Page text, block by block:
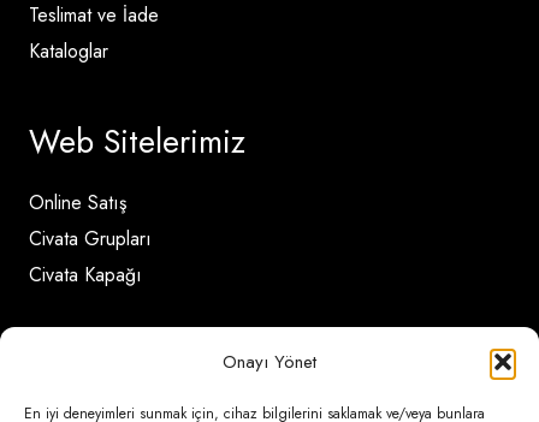
Onayı Yönet
En iyi deneyimleri sunmak için, cihaz bilgilerini saklamak ve/veya bunlara
Teslimat ve İade
Kataloglar
Web Sitelerimiz
Online Satış
Civata Grupları
Civata Kapağı
İletişim Detayları